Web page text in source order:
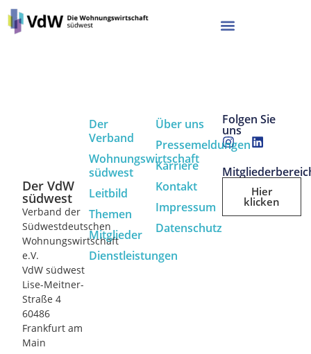
Der VdW
südwest
Verband der
Südwestdeutschen
Wohnungswirtschaft
e.V.
VdW südwest
Lise-Meitner-
Straße 4
60486
Frankfurt am
Main
Der
Verband
Wohnungswirtschaft
südwest
Leitbild
Themen
Mitglieder
Dienstleistungen
Über uns
Pressemeldungen
Karriere
Kontakt
Impressum
Datenschutz
Folgen Sie
uns
Hier
klicken